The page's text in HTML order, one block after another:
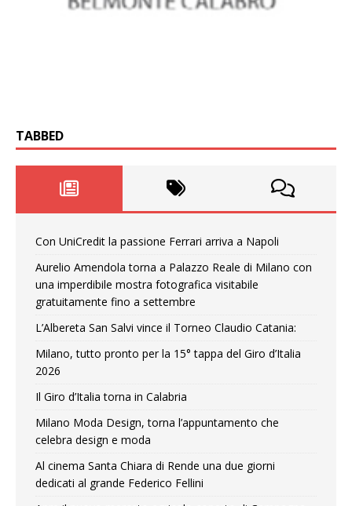
TABBED
Con UniCredit la passione Ferrari arriva a Napoli
Aurelio Amendola torna a Palazzo Reale di Milano con
una imperdibile mostra fotografica visitabile
gratuitamente fino a settembre
L’Albereta San Salvi vince il Torneo Claudio Catania:
Milano, tutto pronto per la 15° tappa del Giro d’Italia
2026
Il Giro d’Italia torna in Calabria
Milano Moda Design, torna l’appuntamento che
celebra design e moda
Al cinema Santa Chiara di Rende una due giorni
dedicati al grande Federico Fellini